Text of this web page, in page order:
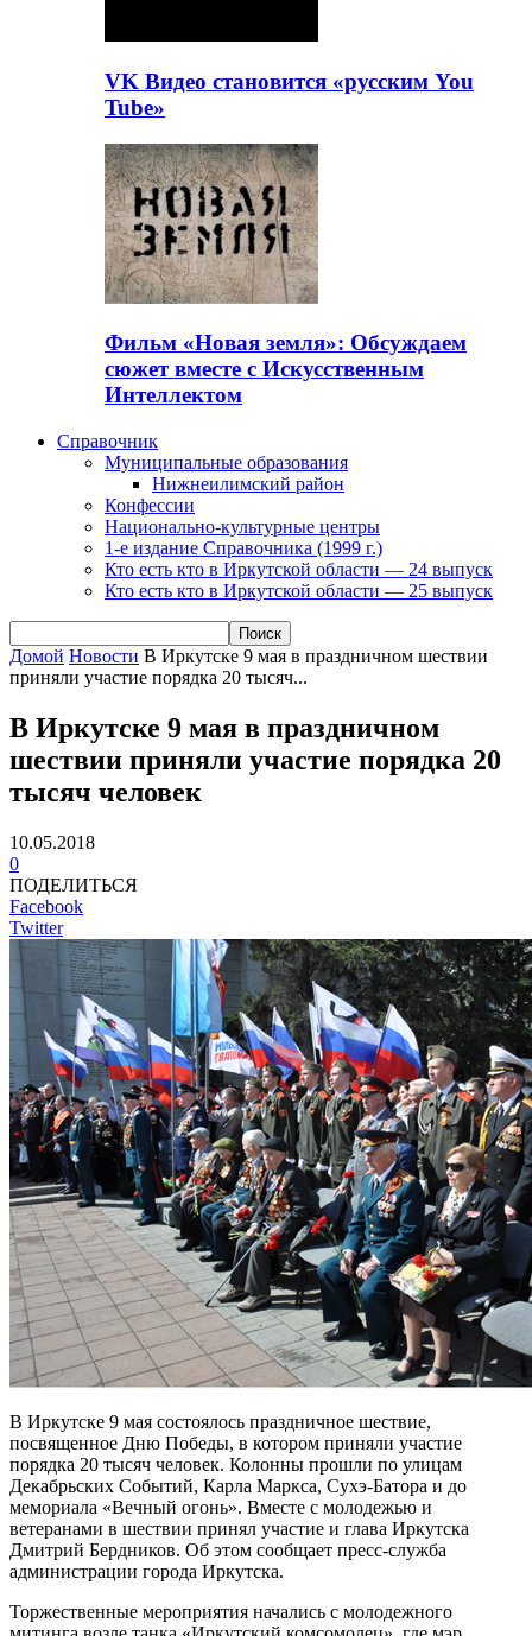
VK Видео становится «русским You
Tube»
Фильм «Новая земля»: Обсуждаем
сюжет вместе с Искусственным
Интеллектом
Справочник
Муниципальные образования
Нижнеилимский район
Конфессии
Национально-культурные центры
1-е издание Справочника (1999 г.)
Кто есть кто в Иркутской области — 24 выпуск
Кто есть кто в Иркутской области — 25 выпуск
Домой Новости В Иркутске 9 мая в праздничном шествии
приняли участие порядка 20 тысяч...
В Иркутске 9 мая в праздничном
шествии приняли участие порядка 20
тысяч человек
10.05.2018
0
ПОДЕЛИТЬСЯ
Facebook
Twitter
В Иркутске 9 мая состоялось праздничное шествие,
посвященное Дню Победы, в котором приняли участие
порядка 20 тысяч человек. Колонны прошли по улицам
Декабрьских Событий, Карла Маркса, Сухэ-Батора и до
мемориала «Вечный огонь». Вместе с молодежью и
ветеранами в шествии принял участие и глава Иркутска
Дмитрий Бердников. Об этом сообщает пресс-служба
администрации города Иркутска.
Торжественные мероприятия начались с молодежного